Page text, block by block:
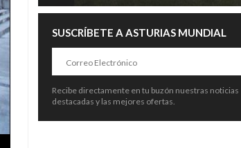
SUSCRÍBETE A ASTURIAS MUNDIAL
Recibe directamente en tu buzón nuestras noticias
destacadas y las mejores ofertas.